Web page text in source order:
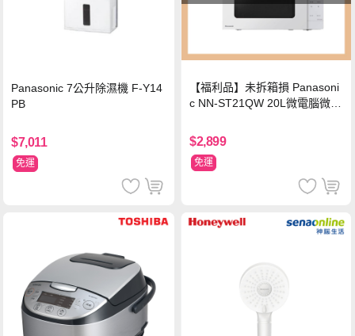
Panasonic 7公升除濕機 F-Y14
PB
$7,011
免運
【福利品】未拆箱損 Panasoni
c NN-ST21QW 20L微電腦微波
$2,899
免運